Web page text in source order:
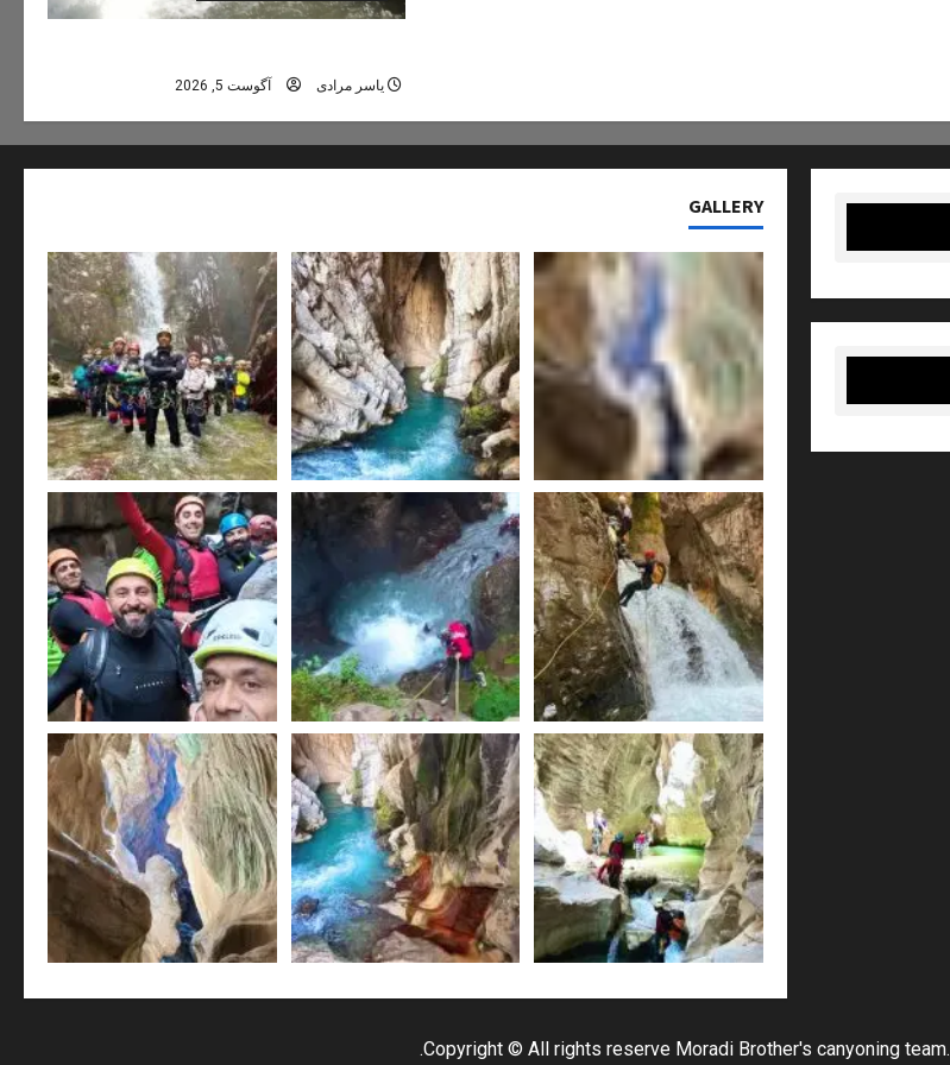
یاسر مرادی آگوست 5, 2026
GALLERY
Copyright © All rights reserve Moradi Brother's canyoning team.